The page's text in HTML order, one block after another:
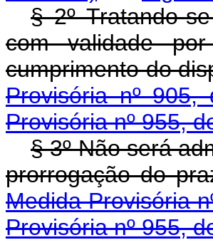
§ 2º Tratando-
com validade
cumprimento do
Provisória nº 905,
Provisória nº 955,
§ 3º Não será
prorrogação do
Medida Provisória
Provisória nº 955,